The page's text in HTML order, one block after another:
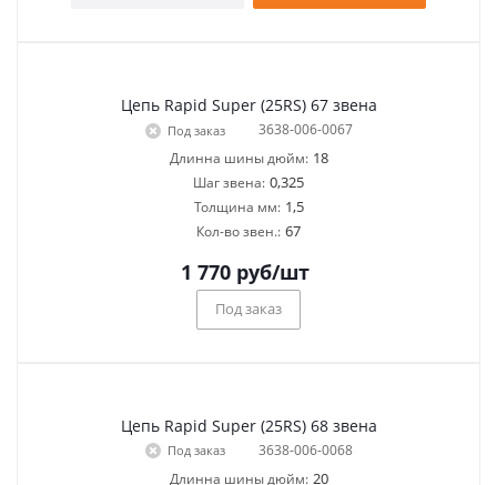
Цепь Rapid Super (25RS) 67 звена
Под заказ
3638-006-0067
Длинна шины дюйм: 18
Шаг звена: 0,325
Толщина мм: 1,5
Кол-во звен.: 67
1 770руб/шт
Под заказ
Цепь Rapid Super (25RS) 68 звена
Под заказ
3638-006-0068
Длинна шины дюйм: 20